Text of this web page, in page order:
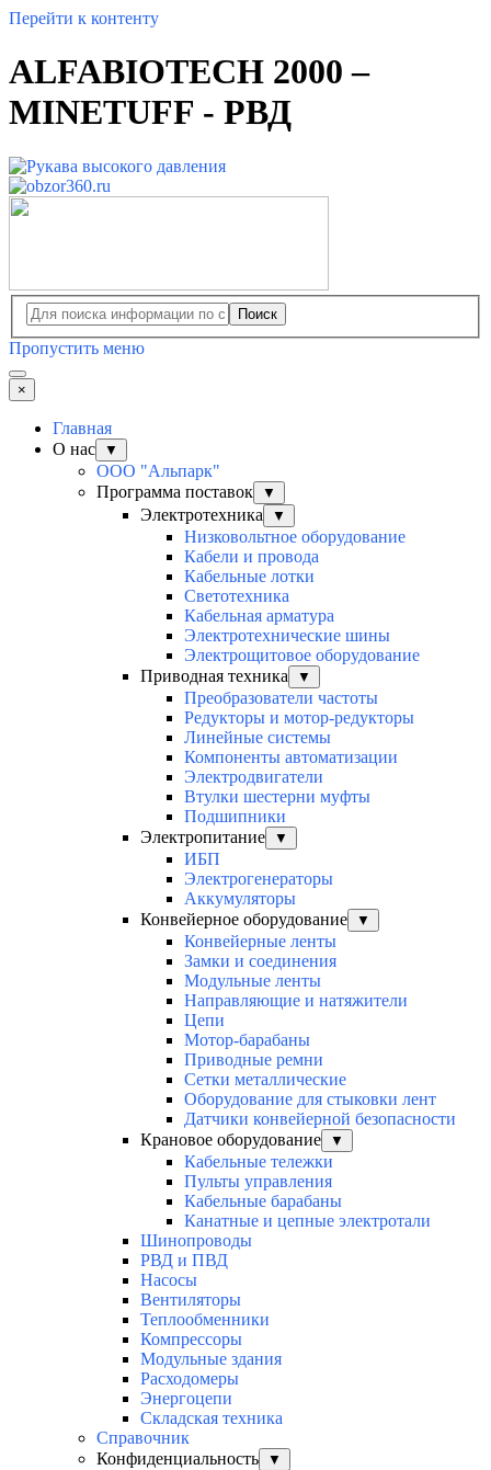
Перейти к контенту
ALFABIOTECH 2000 –
MINETUFF - РВД
Поиск
Пропустить меню
×
Главная
О нас
▼
ООО "Альпарк"
Программа поставок
▼
Электротехника ▼
Низковольтное оборудование
Кабели и провода
Кабельные лотки
Светотехника
Кабельная арматура
Электротехнические шины
Электрощитовое оборудование
Приводная техника
▼
Преобразователи частоты
Редукторы и мотор-редукторы
Линейные системы
Компоненты автоматизации
Электродвигатели
Втулки шестерни муфты
Подшипники
Электропитание
▼
ИБП
Электрогенераторы
Аккумуляторы
Конвейерное оборудование
▼
Конвейерные ленты
Замки и соединения
Модульные ленты
Направляющие и натяжители
Цепи
Мотор-барабаны
Приводные ремни
Сетки металлические
Оборудование для стыковки лент
Датчики конвейерной безопасности
Крановое оборудование
▼
Кабельные тележки
Пульты управления
Кабельные барабаны
Канатные и цепные электротали
Шинопроводы
РВД и ПВД
Насосы
Вентиляторы
Теплообменники
Компрессоры
Модульные здания
Расходомеры
Энергоцепи
Складская техника
Справочник
Конфиденциальность
▼